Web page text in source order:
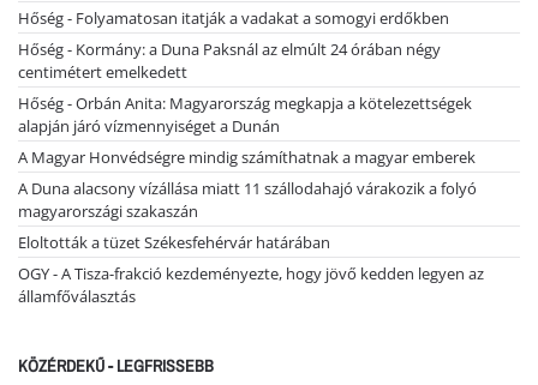
Hőség - Folyamatosan itatják a vadakat a somogyi erdőkben
Hőség - Kormány: a Duna Paksnál az elmúlt 24 órában négy
centimétert emelkedett
Hőség - Orbán Anita: Magyarország megkapja a kötelezettségek
alapján járó vízmennyiséget a Dunán
A Magyar Honvédségre mindig számíthatnak a magyar emberek
A Duna alacsony vízállása miatt 11 szállodahajó várakozik a folyó
magyarországi szakaszán
Eloltották a tüzet Székesfehérvár határában
OGY - A Tisza-frakció kezdeményezte, hogy jövő kedden legyen az
államfőválasztás
KÖZÉRDEKŰ - LEGFRISSEBB